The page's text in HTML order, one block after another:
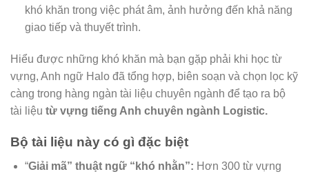
khó khăn trong việc phát âm, ảnh hưởng đến khả năng
giao tiếp và thuyết trình.
Hiểu được những khó khăn mà bạn gặp phải khi học từ
vựng, Anh ngữ Halo đã tổng hợp, biên soạn và chọn lọc kỹ
càng trong hàng ngàn tài liệu chuyên ngành để tạo ra bộ
tài liệu từ vựng tiếng Anh chuyên ngành Logistic.
Bộ tài liệu này có gì đặc biệt
“Giải mã” thuật ngữ “khó nhằn”: Hơn 300 từ vựng